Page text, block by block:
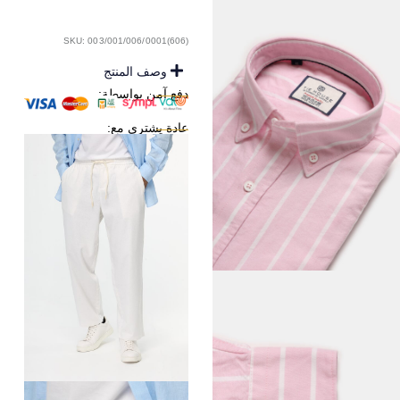
SKU: 003/001/006/0001(606)
وصف المنتج
دفع آمن بواسطة:
عادة يشترى مع: